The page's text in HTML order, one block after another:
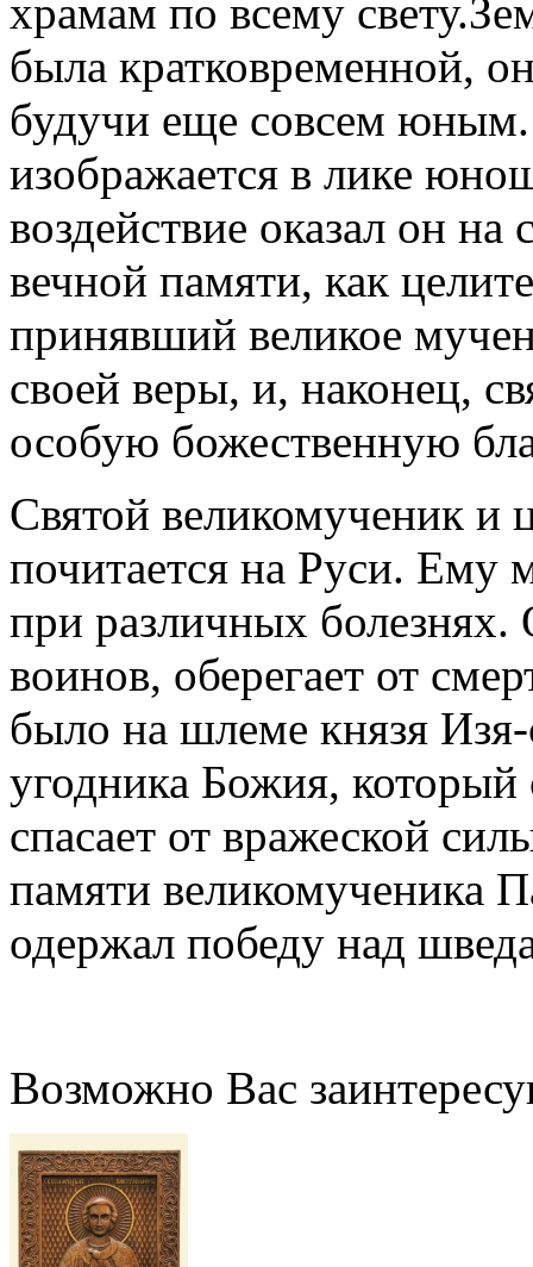
храмам по всему
была кратковременной,
будучи еще совсем
изображается в лике
воздействие оказал он на
вечной памяти, как
принявший великое
своей веры, и, наконец,
особую божественную
Святой великомученик и
почитается на Руси. Ему
при различных
воинов, оберегает от
было на шлеме князя
угодника Божия,
спасает от вражеской
памяти великомученика
одержал победу над
Возможно Вас